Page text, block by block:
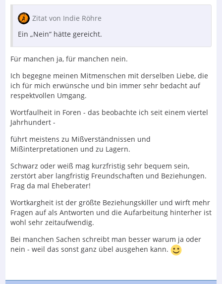
Zitat von Indie Röhre
Ein „Nein“ hätte gereicht.
Für manchen ja, für manchen nein.
Ich begegne meinen Mitmenschen mit derselben Liebe, die
ich für mich erwünsche und bin immer sehr bedacht auf
respektvollen Umgang.
Wortfaulheit in Foren - das beobachte ich seit einem viertel
Jahrhundert -
führt meistens zu Mißverständnissen und
Mißinterpretationen und zu Lagern.
Schwarz oder weiß mag kurzfristig sehr bequem sein,
zerstört aber langfristig Freundschaften und Beziehungen.
Frag da mal Eheberater!
Wortkargheit ist der größte Beziehungskiller und wirft mehr
Fragen auf als Antworten und die Aufarbeitung hinterher ist
wohl sehr zeitaufwendig.
Bei manchen Sachen schreibt man besser warum ja oder
nein - weil das sonst ganz übel ausgehen kann.